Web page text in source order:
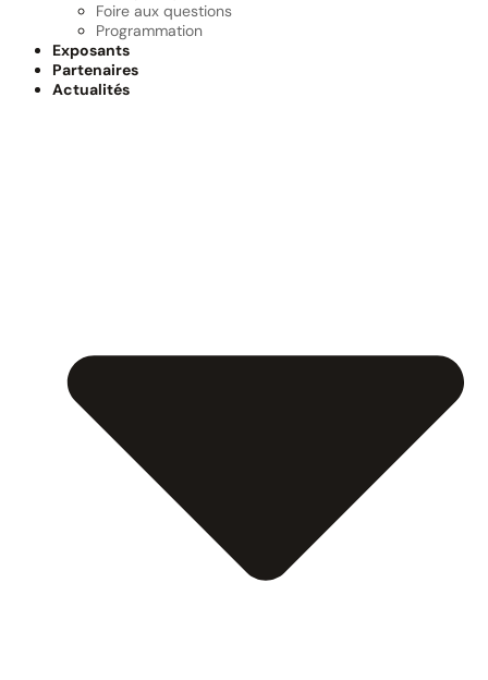
Foire aux questions
Programmation
Exposants
Partenaires
Actualités